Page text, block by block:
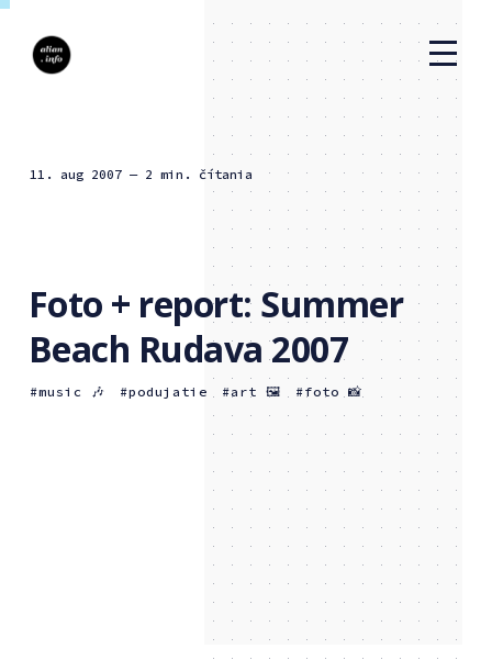
11. aug 2007 — 2 min. čítania
Foto + report: Summer
Beach Rudava 2007
music 🎶 podujatie art 🖼 foto 📸